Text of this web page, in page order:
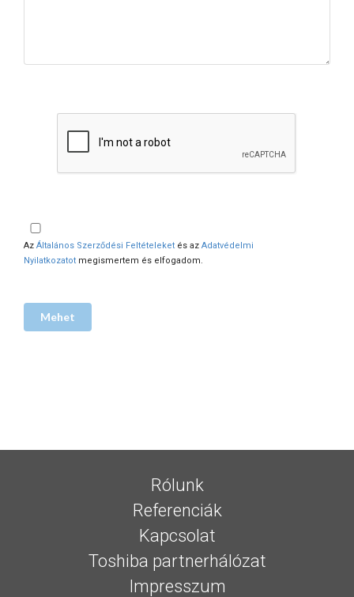
Az Általános Szerződési Feltételeket és az Adatvédelmi
Nyilatkozatot megismertem és elfogadom.
Rólunk
Referenciák
Kapcsolat
Toshiba partnerhálózat
Impresszum